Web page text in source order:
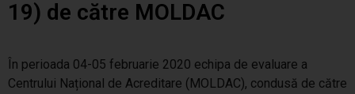
REGISTRU DE STAT
19) de către MOLDAC
În perioada 04-05 februarie 2020 echipa de evaluare a
Centrului Național de Acreditare (MOLDAC), condusă de către